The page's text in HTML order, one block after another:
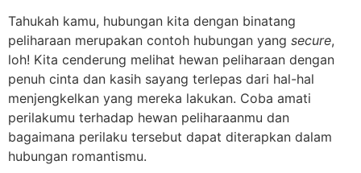
Tahukah kamu, hubungan kita dengan binatang
peliharaan merupakan contoh hubungan yang secure,
loh! Kita cenderung melihat hewan peliharaan dengan
penuh cinta dan kasih sayang terlepas dari hal-hal
menjengkelkan yang mereka lakukan. Coba amati
perilakumu terhadap hewan peliharaanmu dan
bagaimana perilaku tersebut dapat diterapkan dalam
hubungan romantismu.